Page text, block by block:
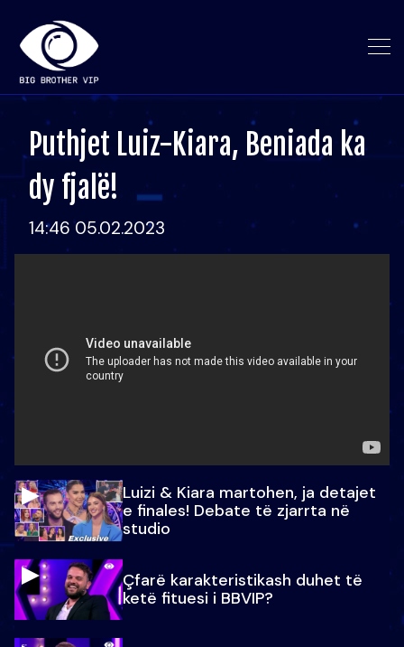
Puthjet Luiz-Kiara, Beniada ka
dy fjalë!
14:46 05.02.2023
Luizi & Kiara martohen, ja detajet
e finales! Debate të zjarrta në
studio
Çfarë karakteristikash duhet të
ketë fituesi i BBVIP?